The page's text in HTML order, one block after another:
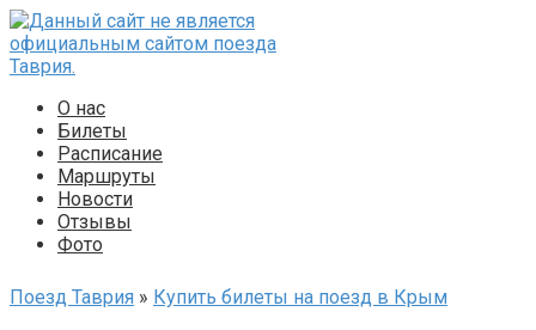
Перейти
к
контенту
О нас
Билеты
Расписание
Маршруты
Новости
Отзывы
Фото
Поезд Таврия » Купить билеты на поезд в Крым